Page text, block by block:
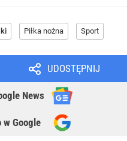
Piłka nożna Sport
UDOSTĘPNIJ
News
w Google